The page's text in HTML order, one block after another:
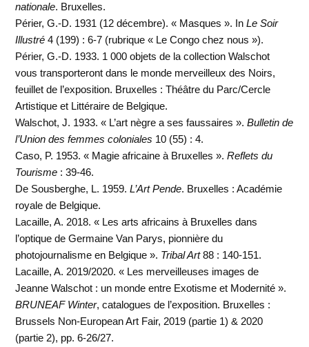
nationale. Bruxelles.
Périer, G.-D. 1931 (12 décembre). « Masques ». InLe Soir
Illustré 4 (199) : 6-7 (rubrique « Le Congo chez nous »).
Périer, G.-D. 1933. 1 000 objets de la collection Walschot
vous transporteront dans le monde merveilleux des Noirs,
feuillet de l’exposition. Bruxelles : Théâtre du Parc/Cercle
Artistique et Littéraire de Belgique.
Walschot, J. 1933. « L’art nègre a ses faussaires ».Bulletin de
l’Union des femmes coloniales 10 (55) : 4.
Caso, P. 1953. « Magie africaine à Bruxelles ».Reflets du
Tourisme : 39-46.
De Sousberghe, L. 1959.L’Art Pende. Bruxelles : Académie
royale de Belgique.
Lacaille, A. 2018. « Les arts africains à Bruxelles dans
l’optique de Germaine Van Parys, pionnière du
photojournalisme en Belgique ». Tribal Art88 : 140-151.
Lacaille, A. 2019/2020. « Les merveilleuses images de
Jeanne Walschot : un monde entre Exotisme et Modernité ».
BRUNEAF Winter, catalogues de l’exposition. Bruxelles :
Brussels Non-European Art Fair, 2019 (partie 1) & 2020
(partie 2), pp. 6-26/27.